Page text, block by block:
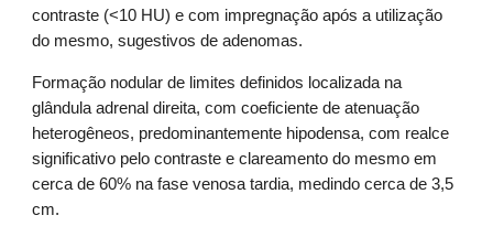
contraste (<10 HU) e com impregnação após a utilização
do mesmo, sugestivos de adenomas.
Formação nodular de limites definidos localizada na
glândula adrenal direita, com coeficiente de atenuação
heterogêneos, predominantemente hipodensa, com realce
significativo pelo contraste e clareamento do mesmo em
cerca de 60% na fase venosa tardia, medindo cerca de 3,5
cm.